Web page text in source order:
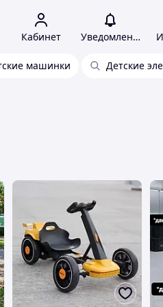
Кабинет Уведомления
машинки Детские